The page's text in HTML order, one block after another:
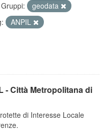
Gruppi:
geodata
ANPIL
- Città Metropolitana di
di Interesse Locale